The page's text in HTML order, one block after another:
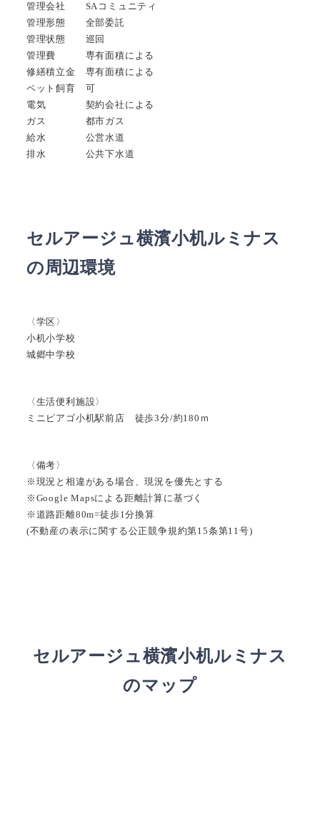
管理会社 SAコミュニティ
管理形態 全部委託
管理状態 巡回
管理費 専有面積による
修繕積立金 専有面積による
ペット飼育 可
電気 契約会社による
ガス 都市ガス
給水 公営水道
排水 公共下水道
セルアージュ横濱小机ルミナス
の周辺環境
〈学区〉
小机小学校
城郷中学校
〈生活便利施設〉
ミニピアゴ小机駅前店 徒歩3分/約180ｍ
〈備考〉
※現況と相違がある場合、現況を優先とする
※Google Mapsによる距離計算に基づく
※道路距離80m=徒歩1分換算
(不動産の表示に関する公正競争規約第15条第11号)
セルアージュ横濱小机ルミナス
のマップ